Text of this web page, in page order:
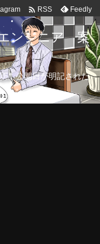
 RSS Feedly
ンジニア 案
！公開日が明記された